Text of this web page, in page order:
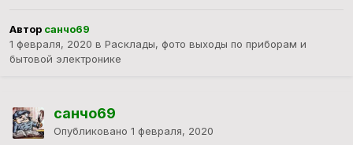
Автор санчо69
1 февраля, 2020 в Расклады, фото выходы по приборам и
бытовой электронике
санчо69
Опубликовано 1 февраля, 2020